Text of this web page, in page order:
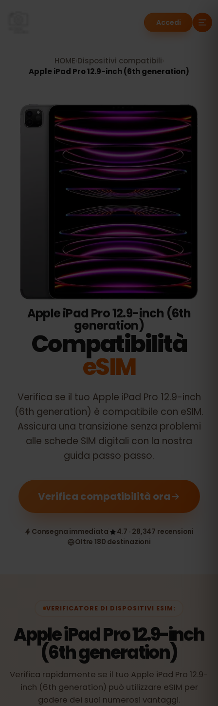
Accedi
HOME Dispositivi compatibili
Apple iPad Pro 12.9-inch (6th generation)
Apple iPad Pro 12.9-inch (6th
generation)
Compatibilità
eSIM
Verifica se il tuo Apple iPad Pro 12.9-inch
(6th generation) è compatibile con eSIM.
Assicura una transizione senza problemi
alle schede SIM digitali con la nostra
guida passo passo.
Verifica compatibilità ora
Consegna immediata
4.7 · 28,347 recensioni
Oltre 180 destinazioni
VERIFICATORE DI DISPOSITIVI ESIM:
Apple iPad Pro 12.9-inch
(6th generation)
Verifica rapidamente se il tuo Apple iPad Pro 12.9-
inch (6th generation) può utilizzare eSIM per
godere dei suoi numerosi vantaggi.